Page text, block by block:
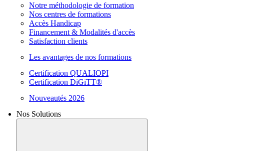
Notre méthodologie de formation
Nos centres de formations
Accès Handicap
Financement & Modalités d'accès
Satisfaction clients
Les avantages de nos formations
Certification QUALIOPI
Certification DiGiTT®
Nouveautés 2026
Nos Solutions